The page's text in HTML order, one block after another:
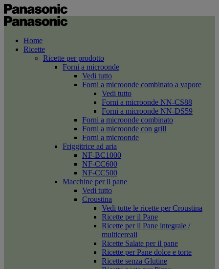
Home
Ricette
Ricette per prodotto
Forni a microonde
Vedi tutto
Forni a microonde combinato a vapore
Vedi tutto
Forni a microonde NN-CS88
Forni a microonde NN-DS59
Forni a microonde combinato
Forni a microonde con grill
Forni a microonde
Friggitrice ad aria
NF-BC1000
NF-CC600
NF-CC500
Macchine per il pane
Vedi tutto
Croustina
Vedi tutte le ricette per Croustina
Ricette per il Pane
Ricette per il Pane integrale /
multicereali
Ricette Salate per il pane
Ricette per Pane dolce e torte
Ricette senza Glutine